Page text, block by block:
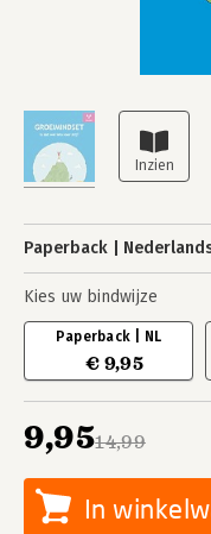
Paperback
Kies uw bindwijze
Paperback | NL
€ 9,95
14,99
9,95
In